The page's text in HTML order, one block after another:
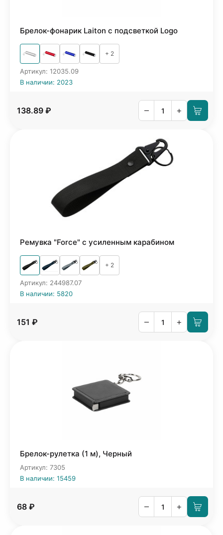
Брелок-фонарик Laiton с подсветкой Logo
+ 2
Артикул: 12035.09
В наличии: 2023
138.89 ₽ – +
Ремувка "Force" с усиленным карабином
+ 2
Артикул: 244987.07
В наличии: 5820
151 ₽ – +
Брелок-рулетка (1 м), Черный
Артикул: 7305
В наличии: 15459
68 ₽ – +